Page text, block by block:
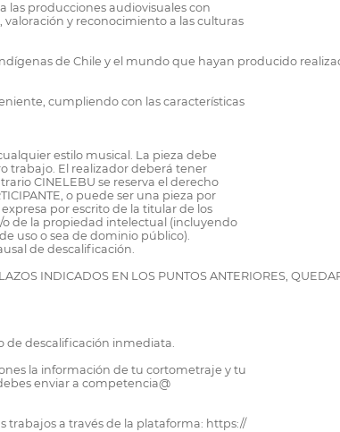
las producciones audiovisuales con
y reconocimiento a las culturas
de Chile y el mundo que hayan producido
cumpliendo con las características
estilo musical. La pieza debe
trabajo. El realizador deberá tener
CINELEBU se reserva el derecho
o puede ser una pieza por
por escrito de la titular de los
de la propiedad intelectual (incluyendo
uso o sea de dominio público).
de descalificación.
INDICADOS EN LOS PUNTOS ANTERIORES,
de descalificación inmediata.
la información de tu cortometraje y tu
enviar a competencia@
trabajos a través de la plataforma: https://